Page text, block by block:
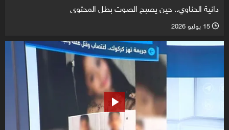
دانية الحناوي.. حين يصبح الصوت بطل المحتوى
l 15 يوليو 2026